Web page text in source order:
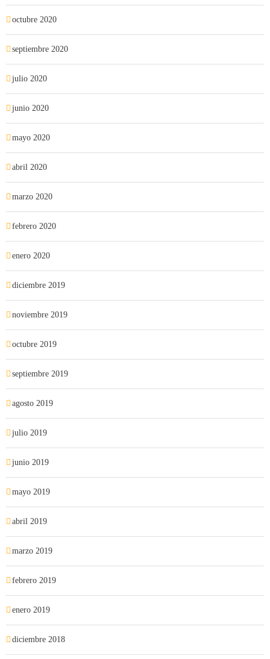
octubre 2020
septiembre 2020
julio 2020
junio 2020
mayo 2020
abril 2020
marzo 2020
febrero 2020
enero 2020
diciembre 2019
noviembre 2019
octubre 2019
septiembre 2019
agosto 2019
julio 2019
junio 2019
mayo 2019
abril 2019
marzo 2019
febrero 2019
enero 2019
diciembre 2018